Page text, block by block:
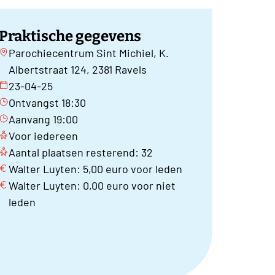
gegevens
Parochiecentrum Sint Michiel, K.
Albertstraat 124, 2381 Ravels
23-04-25
Ontvangst 18:30
Aanvang 19:00
Voor iedereen
Aantal plaatsen resterend: 32
Walter Luyten: 5,00 euro voor leden
Walter Luyten: 0,00 euro voor niet
leden